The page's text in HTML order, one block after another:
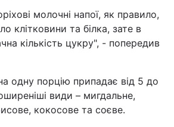
молочні напої, як правило,
клітковини та білка, зате в
кількість цукру", - попередив
одну порцію припадає від 5 до
види – мигдальне,
кокосове та соєве.